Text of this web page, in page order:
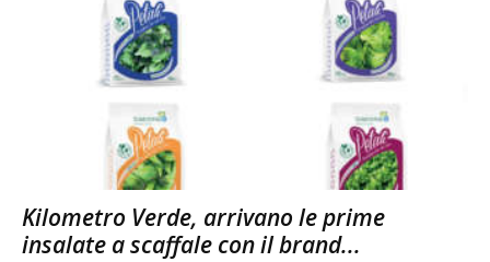
Kilometro Verde, arrivano le prime
insalate a scaffale con il brand...